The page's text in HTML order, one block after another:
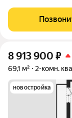
оправе высоких
жилого комплекса:
8 913 900 ₽
69,1 м² 2-комн.
новостройка